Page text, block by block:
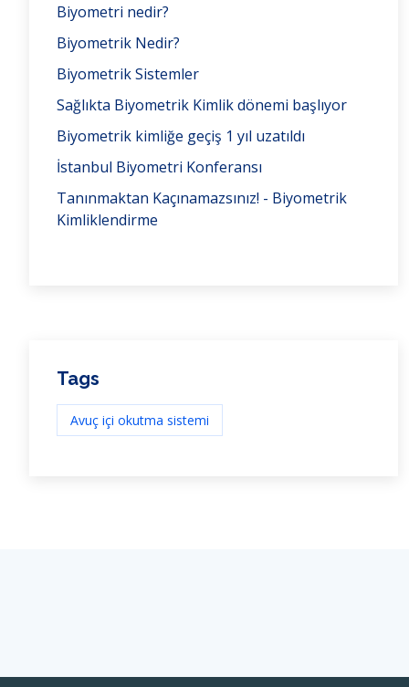
Biyometri nedir?
Biyometrik Nedir?
Biyometrik Sistemler
Sağlıkta Biyometrik Kimlik dönemi başlıyor
Biyometrik kimliğe geçiş 1 yıl uzatıldı
İstanbul Biyometri Konferansı
Tanınmaktan Kaçınamazsınız! - Biyometrik
Kimliklendirme
Tags
Avuç içi okutma sistemi